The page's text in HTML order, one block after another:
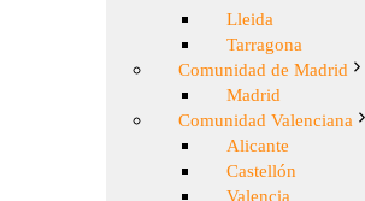
Lleida
Tarragona
Comunidad de Madrid
Madrid
Comunidad Valenciana
Alicante
Castellón
Valencia